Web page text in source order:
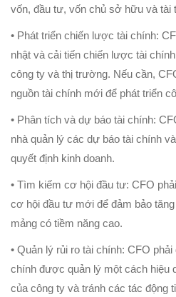
vốn, đầu tư, vốn chủ sở hữu và tài
• Phát triển chiến lược tài chính:
nhật và cải tiến chiến lược tài
công ty và thị trường. Nếu cần,
nguồn tài chính mới để phát triển
• Phân tích và dự báo tài chính:
nhà quản lý các dự báo tài chính
quyết định kinh doanh.
• Tìm kiếm cơ hội đầu tư: CFO
cơ hội đầu tư mới để đảm bảo
mảng có tiềm năng cao.
• Quản lý rủi ro tài chính: CFO
chính được quản lý một cách hiệu
của công ty và tránh các tác động